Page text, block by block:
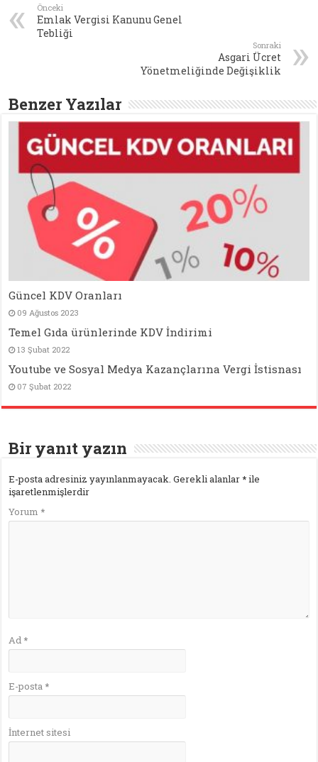
Önceki
Emlak Vergisi Kanunu Genel
Tebliği
Sonraki
Asgari Ücret
Yönetmeliğinde Değişiklik
Benzer Yazılar
Güncel KDV Oranları
09 Ağustos 2023
Temel Gıda ürünlerinde KDV İndirimi
13 Şubat 2022
Youtube ve Sosyal Medya Kazançlarına Vergi İstisnası
07 Şubat 2022
Bir yanıt yazın
E-posta adresiniz yayınlanmayacak. Gerekli alanlar*ile
işaretlenmişlerdir
Yorum *
Ad *
E-posta *
İnternet sitesi